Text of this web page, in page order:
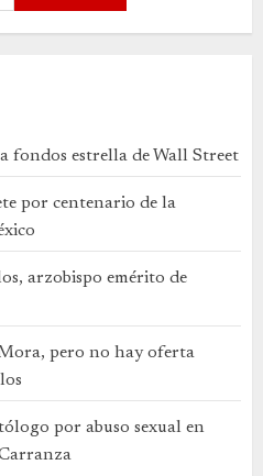
fondos estrella de Wall Street
por centenario de la
arzobispo emérito de
pero no hay oferta
por abuso sexual en